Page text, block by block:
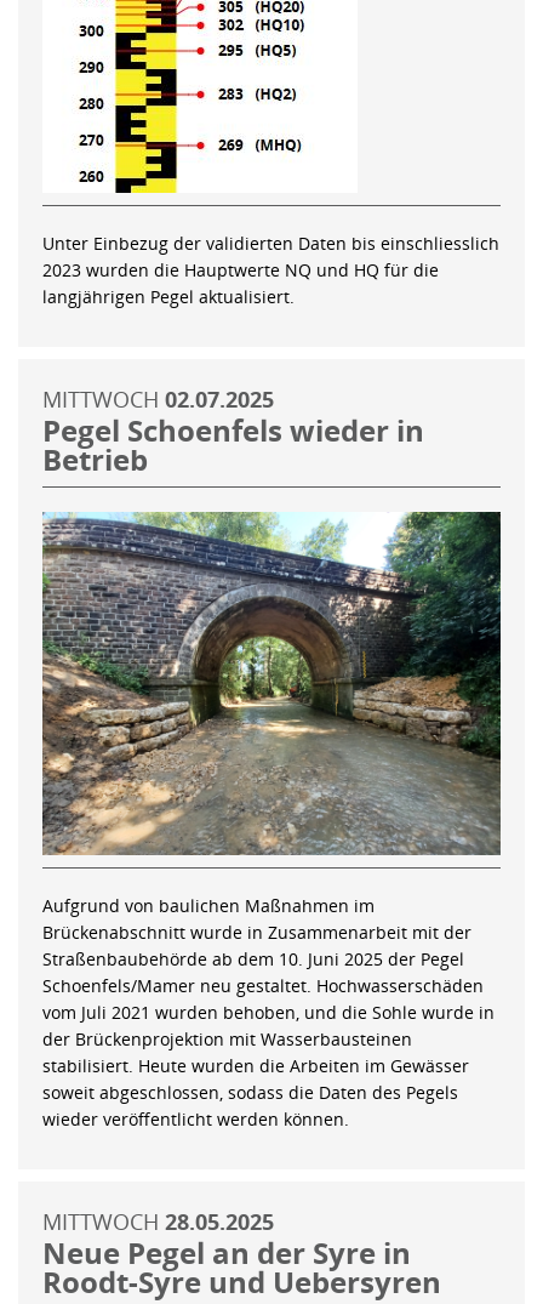
Unter Einbezug der validierten Daten bis einschliesslich
2023 wurden die Hauptwerte NQ und HQ für die
langjährigen Pegel aktualisiert.
MITTWOCH 02.07.2025
Pegel Schoenfels wieder in
Betrieb
Aufgrund von baulichen Maßnahmen im
Brückenabschnitt wurde in Zusammenarbeit mit der
Straßenbaubehörde ab dem 10. Juni 2025 der Pegel
Schoenfels/Mamer neu gestaltet. Hochwasserschäden
vom Juli 2021 wurden behoben, und die Sohle wurde in
der Brückenprojektion mit Wasserbausteinen
stabilisiert. Heute wurden die Arbeiten im Gewässer
soweit abgeschlossen, sodass die Daten des Pegels
wieder veröffentlicht werden können.
MITTWOCH 28.05.2025
Neue Pegel an der Syre in
Roodt-Syre und Uebersyren